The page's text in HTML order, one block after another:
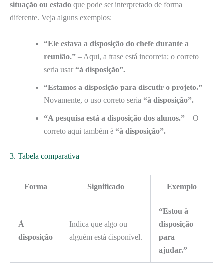
situação ou estado que pode ser interpretado de forma
diferente. Veja alguns exemplos:
“Ele estava a disposição do chefe durante a
reunião.” – Aqui, a frase está incorreta; o correto
seria usar “à disposição”.
“Estamos a disposição para discutir o projeto.” –
Novamente, o uso correto seria “à disposição”.
“A pesquisa está a disposição dos alunos.” – O
correto aqui também é “à disposição”.
3. Tabela comparativa
Forma Significado Exemplo
À
disposição
Indica que algo ou
alguém está disponível.
“Estou à
disposição
para
ajudar.”